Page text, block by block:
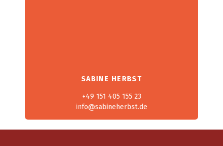
SABINE HERBST
+49 151 405 155 23
info@sabineherbst.de